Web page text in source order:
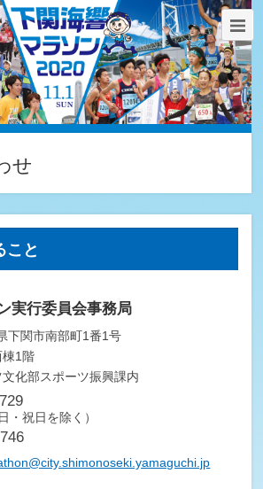
せ
こと
実行委員会事務局
下関市南部町1番1号
棟1階
化部スポーツ振興課内
・祝日を除く）